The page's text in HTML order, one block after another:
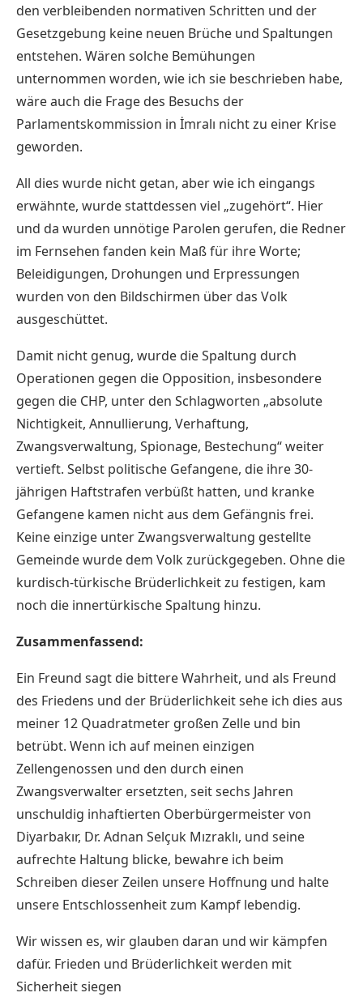
den verbleibenden normativen Schritten und der
Gesetzgebung keine neuen Brüche und Spaltungen
entstehen. Wären solche Bemühungen
unternommen worden, wie ich sie beschrieben habe,
wäre auch die Frage des Besuchs der
Parlamentskommission in İmralı nicht zu einer Krise
geworden.
All dies wurde nicht getan, aber wie ich eingangs
erwähnte, wurde stattdessen viel „zugehört“. Hier
und da wurden unnötige Parolen gerufen, die Redner
im Fernsehen fanden kein Maß für ihre Worte;
Beleidigungen, Drohungen und Erpressungen
wurden von den Bildschirmen über das Volk
ausgeschüttet.
Damit nicht genug, wurde die Spaltung durch
Operationen gegen die Opposition, insbesondere
gegen die CHP, unter den Schlagworten „absolute
Nichtigkeit, Annullierung, Verhaftung,
Zwangsverwaltung, Spionage, Bestechung“ weiter
vertieft. Selbst politische Gefangene, die ihre 30-
jährigen Haftstrafen verbüßt hatten, und kranke
Gefangene kamen nicht aus dem Gefängnis frei.
Keine einzige unter Zwangsverwaltung gestellte
Gemeinde wurde dem Volk zurückgegeben. Ohne die
kurdisch-türkische Brüderlichkeit zu festigen, kam
noch die innertürkische Spaltung hinzu.
Zusammenfassend:
Ein Freund sagt die bittere Wahrheit, und als Freund
des Friedens und der Brüderlichkeit sehe ich dies aus
meiner 12 Quadratmeter großen Zelle und bin
betrübt. Wenn ich auf meinen einzigen
Zellengenossen und den durch einen
Zwangsverwalter ersetzten, seit sechs Jahren
unschuldig inhaftierten Oberbürgermeister von
Diyarbakır, Dr. Adnan Selçuk Mızraklı, und seine
aufrechte Haltung blicke, bewahre ich beim
Schreiben dieser Zeilen unsere Hoffnung und halte
unsere Entschlossenheit zum Kampf lebendig.
Wir wissen es, wir glauben daran und wir kämpfen
dafür. Frieden und Brüderlichkeit werden mit
Sicherheit siegen